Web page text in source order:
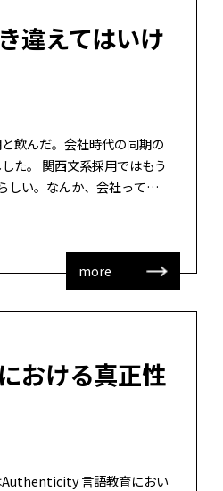
違えてはいけ
飲んだ。会社時代の同期の
た。 関西文系採用ではもう
しい。なんか、会社って社
いるという意識ではないこ
学教育側で […]
more
おける真正性
Authenticity 言語教育におい